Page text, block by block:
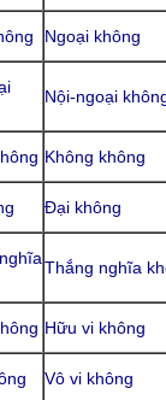
Ngoại không
Nội-ngoại
Không không
Đại không
Thắng nghĩa
Hữu vi không
Vô vi không